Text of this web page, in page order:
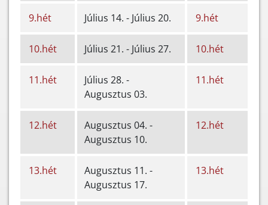
9.hét Július 14. - Július 20. 9.hét
10.hét Július 21. - Július 27. 10.hét
11.hét
Július 28. -
Augusztus 03.
11.hét
12.hét
Augusztus 04. -
Augusztus 10.
12.hét
13.hét
Augusztus 11. -
Augusztus 17.
13.hét